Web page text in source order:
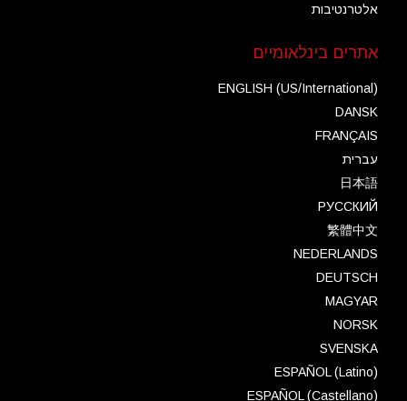
אלטרנטיבות
אתרים בינלאומיים
ENGLISH (US/International)
DANSK
FRANÇAIS
עברית
日本語
РУССКИЙ
繁體中文
NEDERLANDS
DEUTSCH
MAGYAR
NORSK
SVENSKA
ESPAÑOL (Latino)
ESPAÑOL (Castellano)